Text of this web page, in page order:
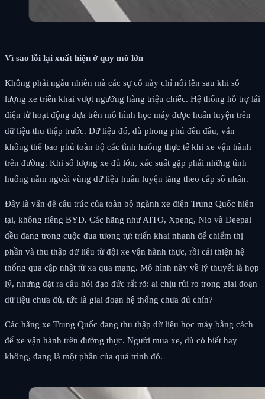
Vì sao lỗi lại xuất hiện ở quy mô lớn
Không phải ngẫu nhiên mà các sự cố này chỉ nổi lên sau khi số
lượng xe triển khai vượt ngưỡng hàng triệu chiếc. Hệ thống hỗ trợ lái
điện tử hoạt động dựa trên mô hình học máy được huấn luyện trên
dữ liệu thu thập trước. Dữ liệu đó, dù phong phú đến đâu, vẫn
không thể bao phủ toàn bộ các tình huống thực tế khi xe vận hành
trên đường. Khi số lượng xe đủ lớn, xác suất gặp phải những tình
huống nằm ngoài vùng dữ liệu huấn luyện tăng theo cấp số nhân.
Đây là vấn đề cấu trúc của toàn bộ ngành xe điện Trung Quốc hiện
tại, không riêng BYD. Các hãng như AITO, Xpeng, Nio và Deepal
đều đang trong cuộc đua tương tự: triển khai nhanh để chiếm thị
phần và thu thập dữ liệu từ đội xe vận hành thực, rồi cải thiện hệ
thống qua cập nhật từ xa qua mạng. Mô hình này về lý thuyết là hợp
lý, nhưng đặt ra câu hỏi đạo đức rất rõ: ai chịu rủi ro trong giai đoạn
dữ liệu chưa đủ, tức là giai đoạn hệ thống chưa đủ chín?
Các hãng xe Trung Quốc đang thu thập dữ liệu học máy bằng cách
để xe vận hành trên đường thực. Người mua xe, dù có biết hay
không, đang là một phần của quá trình đó.